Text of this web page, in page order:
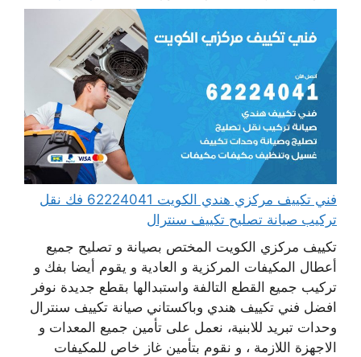
فني تكييف مركزي هندي الكويت 62224041 فك نقل
تركيب صيانة تصليح تكييف سنترال
تكييف مركزي الكويت المختص بصيانة و تصليح جميع
أعطال المكيفات المركزية و العادية و يقوم أيضا بفك و
تركيب جميع القطع التالفة واستبدالها بقطع جديدة نوفر
افضل فني تكييف هندي وباكستاني صيانة تكييف سنترال
وحدات تبريد للابنية، نعمل على تأمين جميع المعدات و
الاجهزة اللازمة ، و نقوم بتأمين غاز خاص للمكيفات